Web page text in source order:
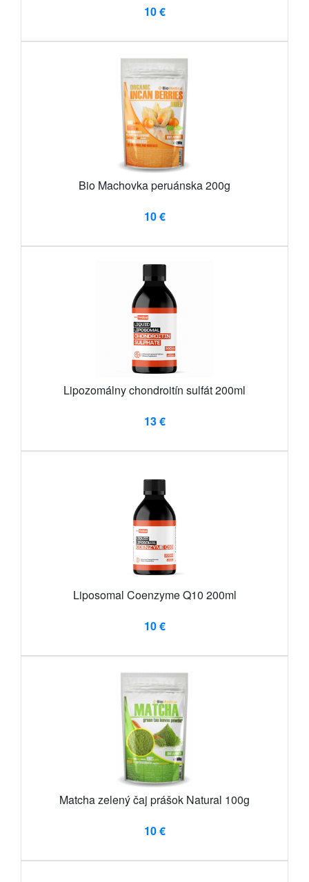
10 €
Bio Machovka peruánska 200g
10 €
Lipozomálny chondroitín sulfát 200ml
13 €
Liposomal Coenzyme Q10 200ml
10 €
Matcha zelený čaj prášok Natural 100g
10 €